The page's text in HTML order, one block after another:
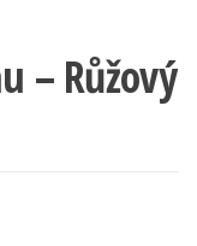
– Růžový